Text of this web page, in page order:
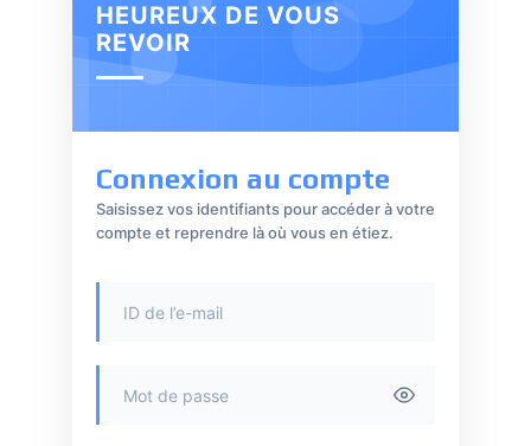
HEUREUX DE VOUS
REVOIR
Connexion au compte
Saisissez vos identifiants pour accéder à votre
compte et reprendre là où vous en étiez.